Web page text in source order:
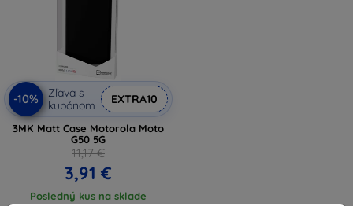
-10%
Zľava s
kupónom
EXTRA10
3MK Matt Case Motorola Moto
G50 5G
11,17 €
3,91 €
Posledný kus na sklade